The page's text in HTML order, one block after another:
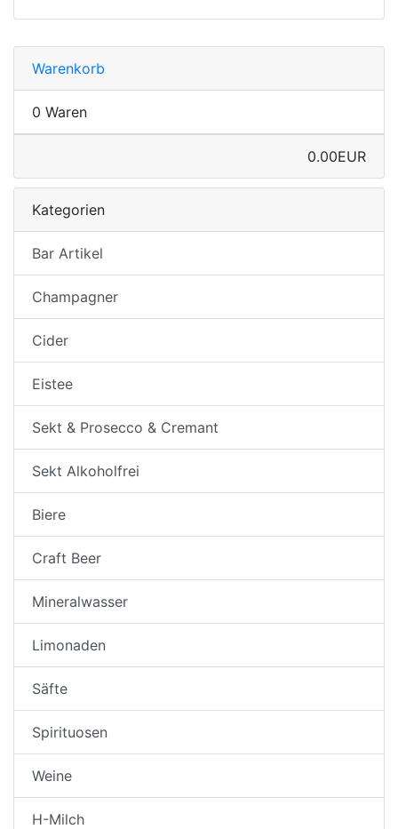
Warenkorb
0 Waren
0.00EUR
Kategorien
Bar Artikel
Champagner
Cider
Eistee
Sekt & Prosecco & Cremant
Sekt Alkoholfrei
Biere
Craft Beer
Mineralwasser
Limonaden
Säfte
Spirituosen
Weine
H-Milch